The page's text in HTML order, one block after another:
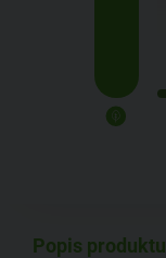
Popis produktu